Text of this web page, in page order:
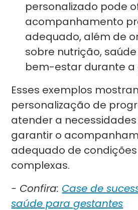
personalizado pode
acompanhamento
adequado, além de
sobre nutrição,
bem-estar durante a
Esses exemplos
personalização de
atender a
garantir o
adequado de
complexas.
- Confira: Case de
saúde para gestantes